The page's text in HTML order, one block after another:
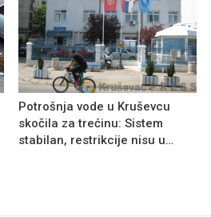
Potrošnja vode u Kruševcu
skočila za trećinu: Sistem
stabilan, restrikcije nisu u…